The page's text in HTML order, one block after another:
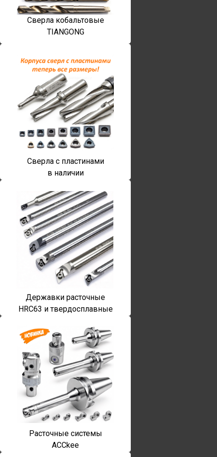
Сверла кобальтовые
TIANGONG
Сверла с пластинами
в наличии
Державки расточные
HRC63 и твердосплавные
Расточные системы
ACCkee